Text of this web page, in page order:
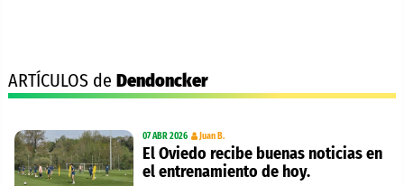
ARTÍCULOS de Dendoncker
07 ABR 2026 Juan B.
El Oviedo recibe buenas noticias en
el entrenamiento de hoy.